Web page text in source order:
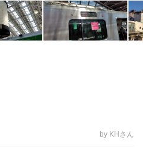
by KHさん